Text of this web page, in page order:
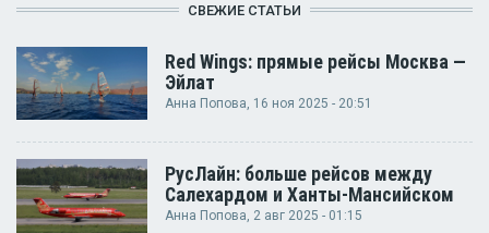
СВЕЖИЕ СТАТЬИ
Red Wings: прямые рейсы Москва —
Эйлат
Анна Попова, 16 ноя 2025 - 20:51
РусЛайн: больше рейсов между
Салехардом и Ханты-Мансийском
Анна Попова, 2 авг 2025 - 01:15